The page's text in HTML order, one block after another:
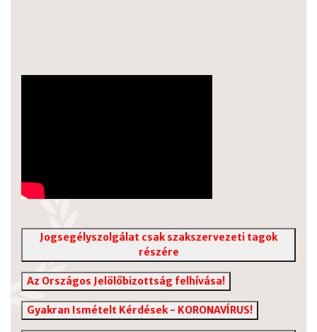
Jogsegélyszolgálat csak szakszervezeti tagok
részére
Az Országos Jelölőbizottság felhívása!
Gyakran Ismételt Kérdések - KORONAVÍRUS!